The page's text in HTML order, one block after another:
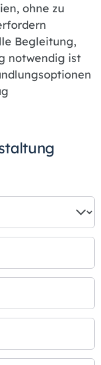
ohne zu
Begleitung,
notwendig ist